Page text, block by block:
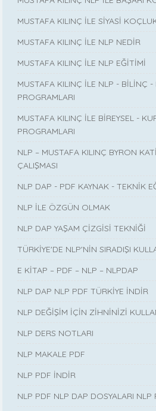
MUSTAFA KILINÇ İLE SİYASİ
MUSTAFA KILINÇ İLE NLP NEDİR
MUSTAFA KILINÇ İLE NLP EĞİTİMİ
MUSTAFA KILINÇ İLE NLP - BİLİNÇ -
PROGRAMLARI
MUSTAFA KILINÇ İLE BİREYSEL -
PROGRAMLARI
NLP – MUSTAFA KILINÇ BYRON
ÇALIŞMASI
NLP DAP - PDF KAYNAK - TEKNİK
NLP İLE ÖZGÜN OLMAK
NLP DAP YAŞAM ÇİZGİSİ TEKNİĞİ
TÜRKİYE'DE NLP'NİN SIRADIŞI
E KİTAP – PDF – NLP – NLPDAP
NLP DAP NLP PDF TÜRKİYE İNDİR
NLP DEĞİŞİM İÇİN ZİHNİNİZİ
NLP DERS NOTLARI
NLP MAKALE PDF
NLP PDF İNDİR
NLP PDF NLP DAP DOSYALARI NLP